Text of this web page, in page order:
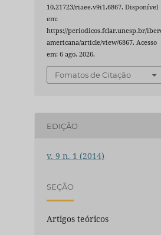
10.21723/riaee.v9i1.6867. Disponível
em:
https://periodicos.fclar.unesp.br/
americana/article/view/6867. Acesso
em: 6 ago. 2026.
Fomatos de Citação
EDIÇÃO
v. 9 n. 1 (2014)
SEÇÃO
Artigos teóricos